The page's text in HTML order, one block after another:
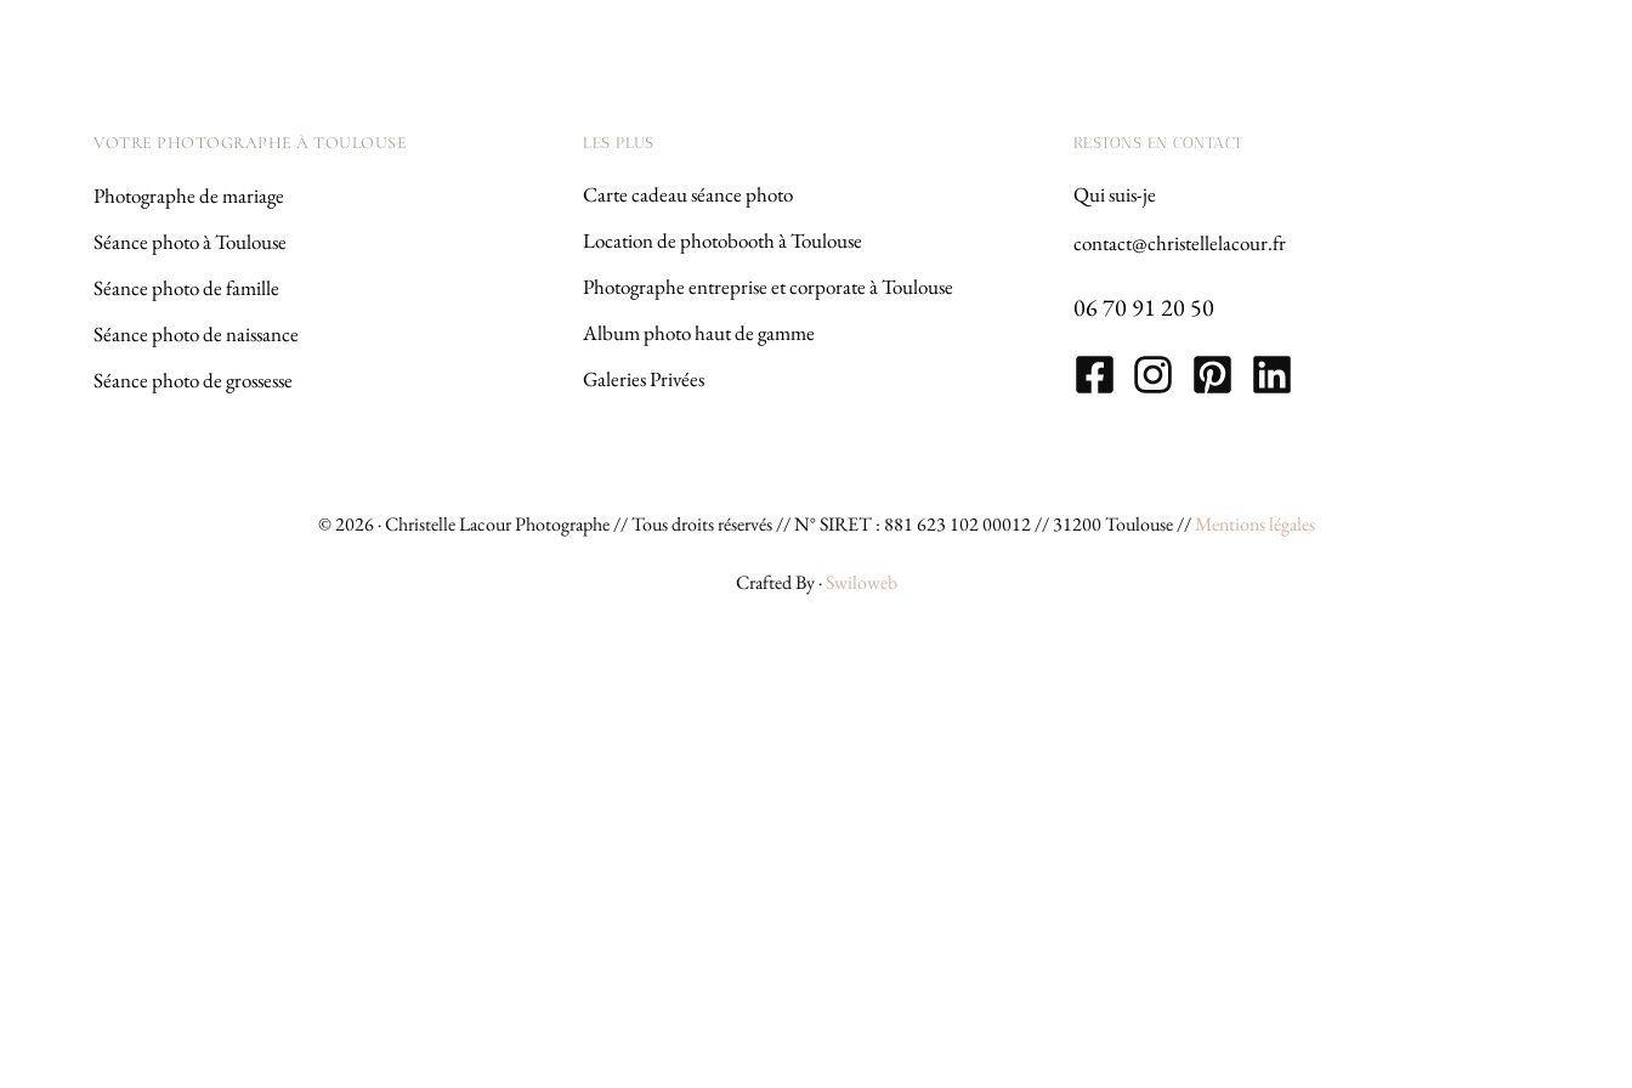
VOTRE PHOTOGRAPHE À TOULOUSE
Photographe de mariage
Séance photo à Toulouse
Séance photo de famille
Séance photo de naissance
Séance photo de grossesse
LES PLUS
Carte cadeau séance photo
Location de photobooth à Toulouse
Photographe entreprise et corporate à Toulouse
Album photo haut de gamme
Galeries Privées
RESTONS EN CONTACT
Qui suis-je
contact@christellelacour.fr
06 70 91 20 50
© 2026 · Christelle Lacour Photographe // Tous droits réservés // N° SIRET : 881 623 102 00012 // 31200 Toulouse //Mentions légales
Crafted By ·Swiloweb